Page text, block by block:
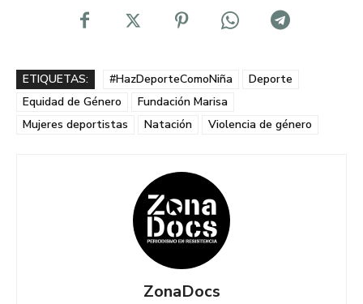
ETIQUETAS: #HazDeporteComoNiña
Deporte
Equidad de Género
Fundación Marisa
Mujeres deportistas
Natación Violencia de género
ZonaDocs